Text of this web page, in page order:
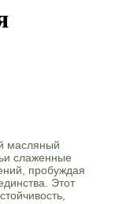
масляный
слаженные
пробуждая
Этот